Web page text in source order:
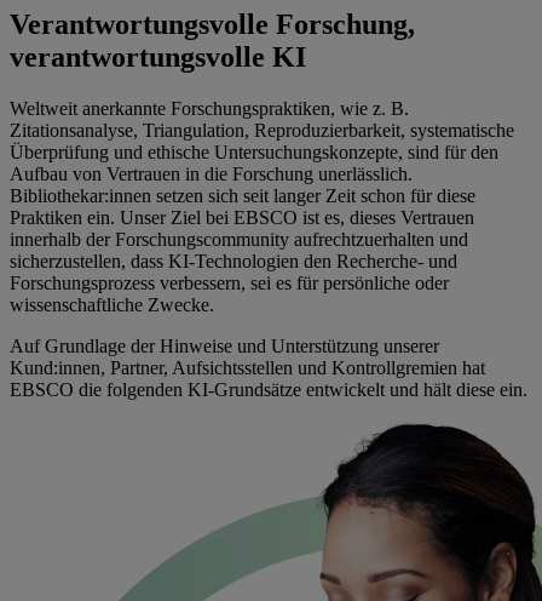
Verantwortungsvolle Forschung,
verantwortungsvolle KI
Weltweit anerkannte Forschungspraktiken, wie z. B.
Zitationsanalyse, Triangulation, Reproduzierbarkeit, systematische
Überprüfung und ethische Untersuchungskonzepte, sind für den
Aufbau von Vertrauen in die Forschung unerlässlich.
Bibliothekar:innen setzen sich seit langer Zeit schon für diese
Praktiken ein. Unser Ziel bei EBSCO ist es, dieses Vertrauen
innerhalb der Forschungscommunity aufrechtzuerhalten und
sicherzustellen, dass KI-Technologien den Recherche- und
Forschungsprozess verbessern, sei es für persönliche oder
wissenschaftliche Zwecke.
Auf Grundlage der Hinweise und Unterstützung unserer
Kund:innen, Partner, Aufsichtsstellen und Kontrollgremien hat
EBSCO die folgenden KI-Grundsätze entwickelt und hält diese ein.